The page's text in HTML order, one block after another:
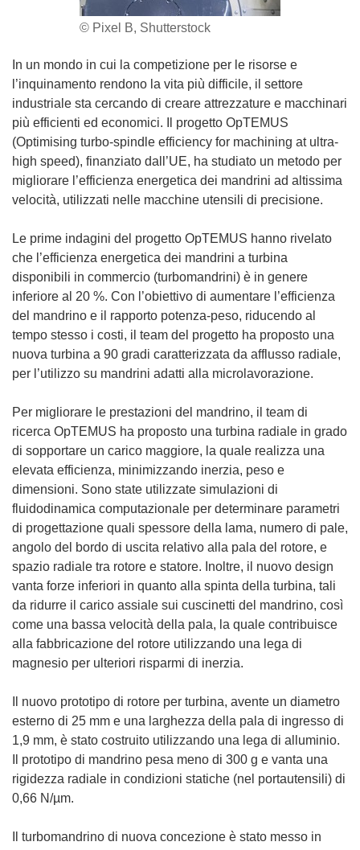
© Pixel B, Shutterstock
In un mondo in cui la competizione per le risorse e
l’inquinamento rendono la vita più difficile, il settore
industriale sta cercando di creare attrezzature e macchinari
più efficienti ed economici. Il progetto OpTEMUS
(Optimising turbo-spindle efficiency for machining at ultra-
high speed), finanziato dall’UE, ha studiato un metodo per
migliorare l’efficienza energetica dei mandrini ad altissima
velocità, utilizzati nelle macchine utensili di precisione.
Le prime indagini del progetto OpTEMUS hanno rivelato
che l’efficienza energetica dei mandrini a turbina
disponibili in commercio (turbomandrini) è in genere
inferiore al 20 %. Con l’obiettivo di aumentare l’efficienza
del mandrino e il rapporto potenza-peso, riducendo al
tempo stesso i costi, il team del progetto ha proposto una
nuova turbina a 90 gradi caratterizzata da afflusso radiale,
per l’utilizzo su mandrini adatti alla microlavorazione.
Per migliorare le prestazioni del mandrino, il team di
ricerca OpTEMUS ha proposto una turbina radiale in grado
di sopportare un carico maggiore, la quale realizza una
elevata efficienza, minimizzando inerzia, peso e
dimensioni. Sono state utilizzate simulazioni di
fluidodinamica computazionale per determinare parametri
di progettazione quali spessore della lama, numero di pale,
angolo del bordo di uscita relativo alla pala del rotore, e
spazio radiale tra rotore e statore. Inoltre, il nuovo design
vanta forze inferiori in quanto alla spinta della turbina, tali
da ridurre il carico assiale sui cuscinetti del mandrino, così
come una bassa velocità della pala, la quale contribuisce
alla fabbricazione del rotore utilizzando una lega di
magnesio per ulteriori risparmi di inerzia.
Il nuovo prototipo di rotore per turbina, avente un diametro
esterno di 25 mm e una larghezza della pala di ingresso di
1,9 mm, è stato costruito utilizzando una lega di alluminio.
Il prototipo di mandrino pesa meno di 300 g e vanta una
rigidezza radiale in condizioni statiche (nel portautensili) di
0,66 N/µm.
Il turbomandrino di nuova concezione è stato messo in